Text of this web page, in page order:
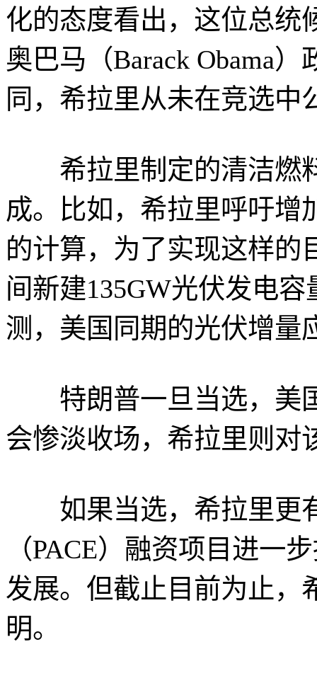
化的态度看出，这位总统
奥巴马（Barack Obama
同，希拉里从未在竞选
希拉里制定的清洁燃
成。比如，希拉里呼吁增
的计算，为了实现这样的
间新建135GW光伏发电
测，美国同期的光伏增量
特朗普一旦当选，美
会惨淡收场，希拉里则对
如果当选，希拉里更
（PACE）融资项目进一
发展。但截止目前为止，
明。